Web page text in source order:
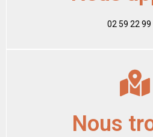
02 59 22 99
Nous